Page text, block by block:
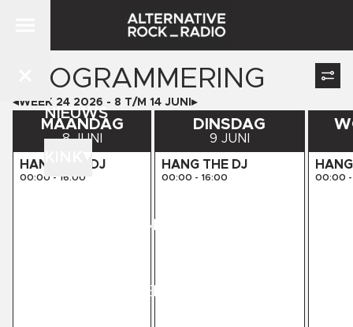
NIEUWS
PROGRAMMERING
KINK PRESENTS
PROGRAMMERING
WEEK 24 2026 - 8 T/M 14 JUNI
MAANDAG
8 JUNI
HANG THE DJ
00:00 - 16:00
DINSDAG
9 JUNI
HANG THE DJ
00:00 - 16:00 00:00 -